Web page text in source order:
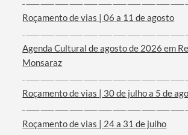
Categorias gerais
Filtros
Roçamento de vias | 06 a 11 de agosto
Agenda Cultural de agosto de 2026 em
Monsaraz
Roçamento de vias | 30 de julho a 5 de
Roçamento de vias | 24 a 31 de julho